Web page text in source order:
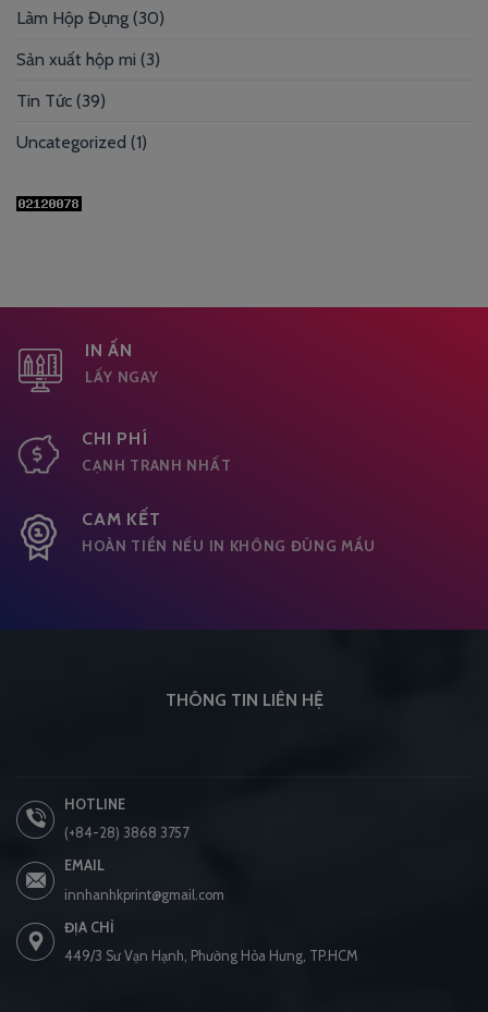
Làm Hộp Đựng (30)
Sản xuất hộp mi (3)
Tin Tức (39)
Uncategorized (1)
IN ẤN
LẤY NGAY
CHI PHÍ
CẠNH TRANH NHẤT
CAM KẾT
HOÀN TIỀN NẾU IN KHÔNG ĐÚNG MẦU
THÔNG TIN LIÊN HỆ
HOTLINE
(+84-28) 3868 3757
EMAIL
innhanhkprint@gmail.com
ĐỊA CHỈ
449/3 Sư Vạn Hạnh, Phường Hòa Hưng, TP.HCM